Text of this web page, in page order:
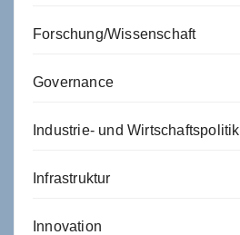
Forschung/Wissenschaft
Governance
Industrie- und Wirtschaftspolitik
Infrastruktur
Innovation